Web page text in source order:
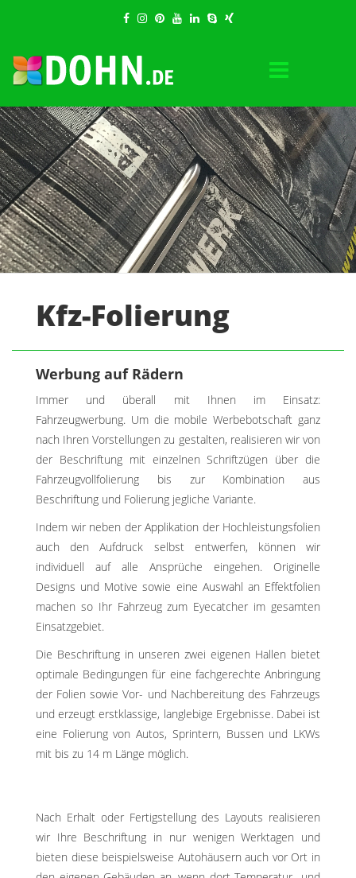
Kfz-Folierung
Werbung auf Rädern
Immer und überall mit Ihnen im Einsatz:
Fahrzeugwerbung. Um die mobile Werbebotschaft ganz
nach Ihren Vorstellungen zu gestalten, realisieren wir von
der Beschriftung mit einzelnen Schriftzügen über die
Fahrzeugvollfolierung bis zur Kombination aus
Beschriftung und Folierung jegliche Variante.
Indem wir neben der Applikation der Hochleistungsfolien
auch den Aufdruck selbst entwerfen, können wir
individuell auf alle Ansprüche eingehen. Originelle
Designs und Motive sowie eine Auswahl an Effektfolien
machen so Ihr Fahrzeug zum Eyecatcher im gesamten
Einsatzgebiet.
Die Beschriftung in unseren zwei eigenen Hallen bietet
optimale Bedingungen für eine fachgerechte Anbringung
der Folien sowie Vor- und Nachbereitung des Fahrzeugs
und erzeugt erstklassige, langlebige Ergebnisse. Dabei ist
eine Folierung von Autos, Sprintern, Bussen und LKWs
mit bis zu 14 m Länge möglich.
Nach Erhalt oder Fertigstellung des Layouts realisieren
wir Ihre Beschriftung in nur wenigen Werktagen und
bieten diese beispielsweise Autohäusern auch vor Ort in